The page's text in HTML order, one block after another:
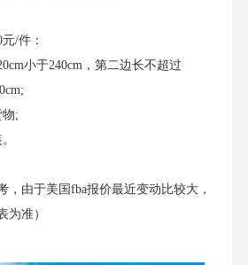
/件：
小于240cm，第二边长不超过
物;
，由于美国fba报价最近变动比较大，
为准）